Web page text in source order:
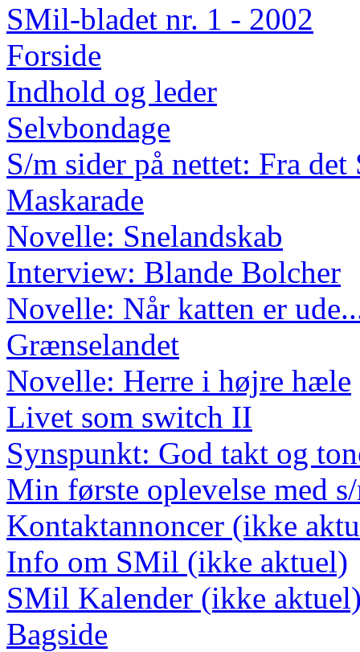
SMil-bladet nr. 1 - 2002
Forside
Indhold og leder
Selvbondage
S/m sider på nettet: Fra
Maskarade
Novelle: Snelandskab
Interview: Blande Bolcher
Novelle: Når katten er
Grænselandet
Novelle: Herre i højre hæle
Livet som switch II
Synspunkt: God takt og
Min første oplevelse med
Kontaktannoncer (ikke
Info om SMil (ikke aktuel)
SMil Kalender (ikke
Bagside